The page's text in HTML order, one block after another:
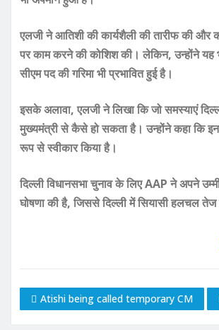
एलजी ने आतिशी की कार्यशैली की तारीफ की और
पर काम करने की कोशिश की। लेकिन, उन्होंने यह
सीएम पद की गरिमा भी प्रभावित हुई है।
इसके अलावा, एलजी ने लिखा कि जो समस्याएं
मुख्यमंत्री से कैसे हो सकता है। उन्होंने कहा कि
रूप से स्वीकार किया है।
दिल्ली विधानसभा चुनाव के लिए AAP ने अपने
घोषणा की है, जिससे दिल्ली में सियासी हलचल तेज
Atishi being called temporary CM